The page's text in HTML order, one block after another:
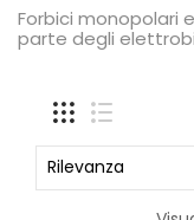
Forbici monopolari
parte degli
Rilevanza